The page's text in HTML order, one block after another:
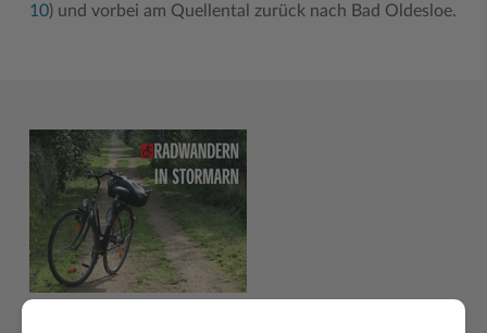
10) und vorbei am Quellental zurück nach Bad Oldesloe.